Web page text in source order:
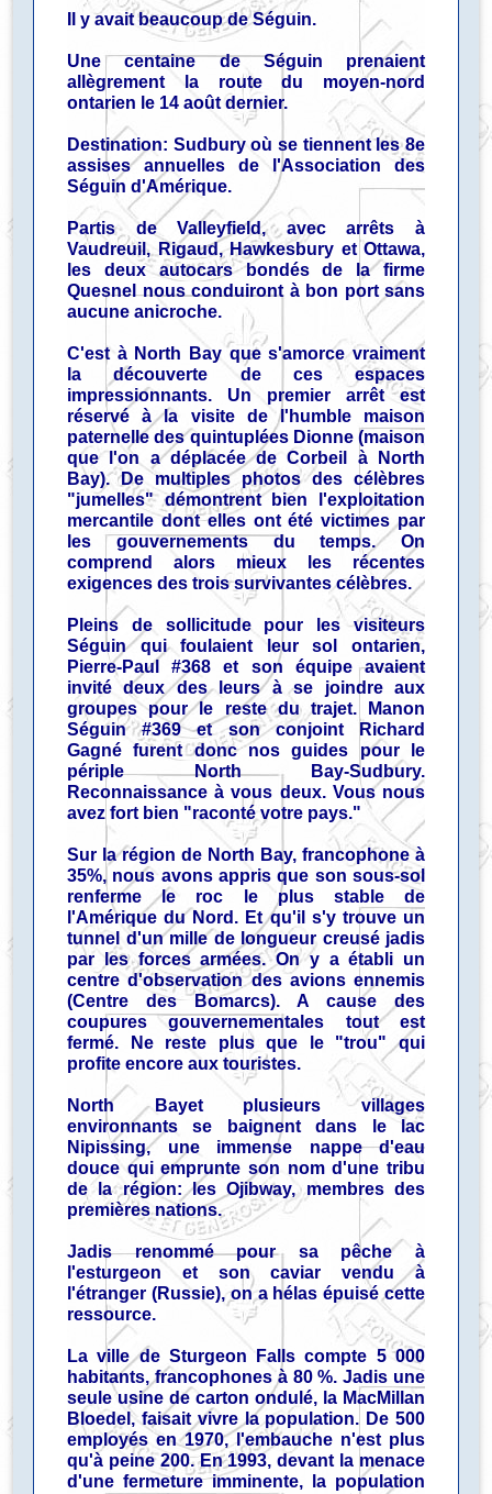
Il y avait beaucoup de Séguin.
Une centaine de Séguin prenaient
allègrement la route du moyen-nord
ontarien le 14 août dernier.
Destination: Sudbury où se tiennent les 8e
assises annuelles de l'Association des
Séguin d'Amérique.
Partis de Valleyfield, avec arrêts à
Vaudreuil, Rigaud, Hawkesbury et Ottawa,
les deux autocars bondés de la firme
Quesnel nous conduiront à bon port sans
aucune anicroche.
C'est à North Bay que s'amorce vraiment
la découverte de ces espaces
impressionnants. Un premier arrêt est
réservé à la visite de l'humble maison
paternelle des quintuplées Dionne (maison
que l'on a déplacée de Corbeil à North
Bay). De multiples photos des célèbres
"jumelles" démontrent bien l'exploitation
mercantile dont elles ont été victimes par
les gouvernements du temps. On
comprend alors mieux les récentes
exigences des trois survivantes célèbres.
Pleins de sollicitude pour les visiteurs
Séguin qui foulaient leur sol ontarien,
Pierre-Paul #368 et son équipe avaient
invité deux des leurs à se joindre aux
groupes pour le reste du trajet. Manon
Séguin #369 et son conjoint Richard
Gagné furent donc nos guides pour le
périple North Bay-Sudbury.
Reconnaissance à vous deux. Vous nous
avez fort bien "raconté votre pays."
Sur la région de North Bay, francophone à
35%, nous avons appris que son sous-sol
renferme le roc le plus stable de
l'Amérique du Nord. Et qu'il s'y trouve un
tunnel d'un mille de longueur creusé jadis
par les forces armées. On y a établi un
centre d'observation des avions ennemis
(Centre des Bomarcs). A cause des
coupures gouvernementales tout est
fermé. Ne reste plus que le "trou" qui
profite encore aux touristes.
North Bayet plusieurs villages
environnants se baignent dans le lac
Nipissing, une immense nappe d'eau
douce qui emprunte son nom d'une tribu
de la région: les Ojibway, membres des
premières nations.
Jadis renommé pour sa pêche à
l'esturgeon et son caviar vendu à
l'étranger (Russie), on a hélas épuisé cette
ressource.
La ville de Sturgeon Falls compte 5 000
habitants, francophones à 80 %. Jadis une
seule usine de carton ondulé, la MacMillan
Bloedel, faisait vivre la population. De 500
employés en 1970, l'embauche n'est plus
qu'à peine 200. En 1993, devant la menace
d'une fermeture imminente, la population